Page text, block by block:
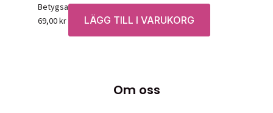
Betygsatt0av 5
69,00kr LÄGG TILL I VARUKORG
Om oss